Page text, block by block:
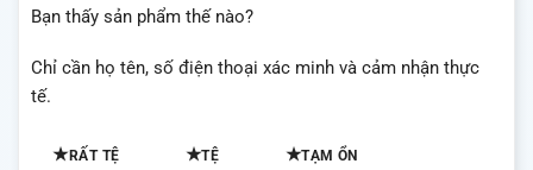
Bạn thấy sản phẩm thế nào?
Chỉ cần họ tên, số điện thoại xác minh và cảm nhận thực
tế.
★RẤT TỆ ★TỆ ★TẠM ỔN